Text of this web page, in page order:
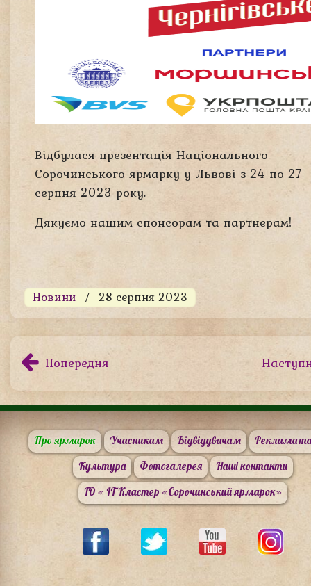
Відбулася презентація Національного
Сорочинського ярмарку у Львові з 24 по 27
серпня 2023 року.
Дякуємо нашим спонсорам та партнерам!
Новини 28 серпня 2023
Попередня
Про ярмарок Учасникам Відвідувачам
Реклама
Культура
Фотогалерея
Наші контакти
ГО « IT Кластер «Сорочинський ярмарок»